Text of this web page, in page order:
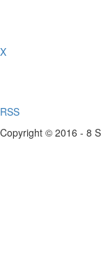
X
RSS
Copyright © 2016 - 8